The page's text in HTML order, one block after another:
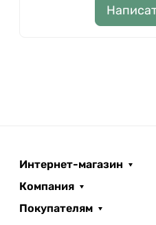
Интернет-магазин
Компания
Покупателям